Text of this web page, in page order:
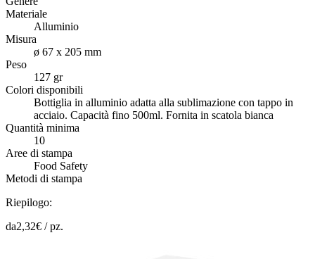
Materiale
Alluminio
Misura
ø 67 x 205 mm
Peso
127 gr
Colori disponibili
Bottiglia in alluminio adatta alla sublimazione con tappo in
acciaio. Capacità fino 500ml. Fornita in scatola bianca
Quantità minima
10
Aree di stampa
Food Safety
Metodi di stampa
Riepilogo:
da2,32€ /pz.